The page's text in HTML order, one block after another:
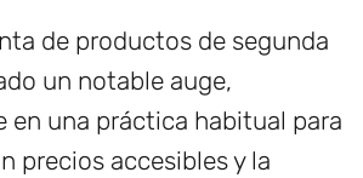
de productos de segunda
un notable auge,
en una práctica habitual para
precios accesibles y la